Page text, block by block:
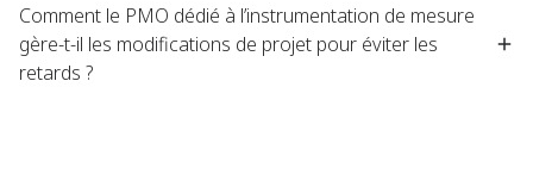
Comment le PMO dédié à l’instrumentation de mesure
gère-t-il les modifications de projet pour éviter les
retards ?